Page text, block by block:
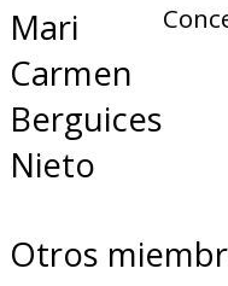
Mari
Carmen
Berguices
Nieto
Otros